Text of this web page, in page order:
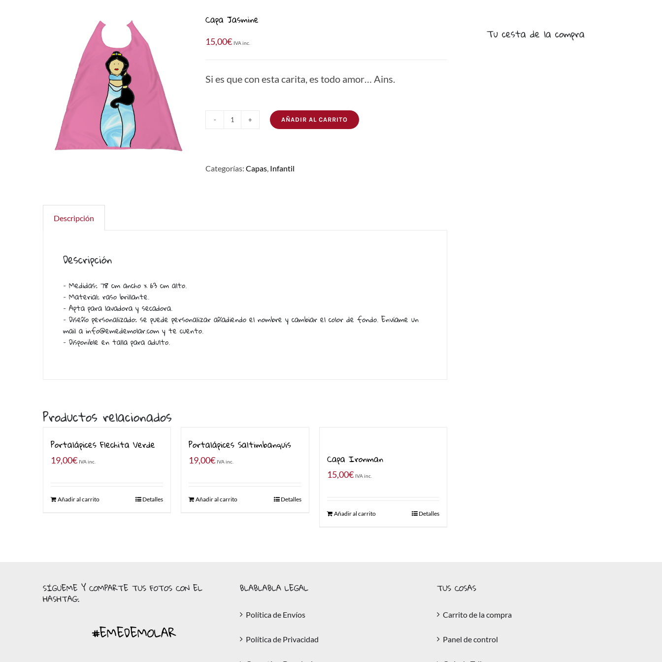
Capa Jasmine
15,00€ IVA inc.
Si es que con esta carita, es todo amor… Ains.
AÑADIR AL CARRITO
Categorías: Capas, Infantil
Descripción
Descripción
– Medidas: 78 cm ancho x 63 cm alto.
– Material: raso brillante.
– Apta para lavadora y secadora.
– Diseño personalizado: se puede personalizar añadiendo el nombre y cambiar el color de fondo. Enví­ame un
mail a info@emedemolar.com y te cuento.
– Disponible en talla para adulto.
Productos relacionados
Portalápices Flechita Verde
19,00€ IVA inc.
Añadir al carrito Detalles
Portalápices Saltimbanquis
19,00€ IVA inc.
Añadir al carrito Detalles
Capa Ironman
15,00€ IVA inc.
Añadir al carrito Detalles
Tu cesta de la compra
SÍGUEME Y COMPARTE TUS FOTOS CON EL
HASHTAG:
#EMEDEMOLAR
BLABLABLA LEGAL
Política de Envíos
Política de Privacidad
TUS COSAS
Carrito de la compra
Panel de control